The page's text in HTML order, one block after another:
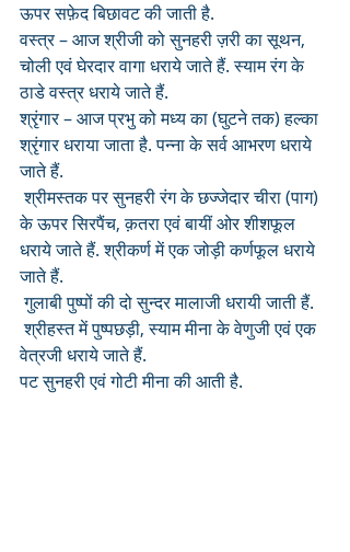
ऊपर सफ़ेद बिछावट की जाती है.
वस्त्र – आज श्रीजी को सुनहरी ज़री का सूथन,
चोली एवं घेरदार वागा धराये जाते हैं. स्याम रंग के
ठाडे वस्त्र धराये जाते हैं.
श्रृंगार – आज प्रभु को मध्य का (घुटने तक) हल्का
श्रृंगार धराया जाता है. पन्ना के सर्व आभरण धराये
जाते हैं.
श्रीमस्तक पर सुनहरी रंग के छज्जेदार चीरा (पाग)
के ऊपर सिरपैंच, क़तरा एवं बायीं ओर शीशफूल
धराये जाते हैं. श्रीकर्ण में एक जोड़ी कर्णफूल धराये
जाते हैं.
गुलाबी पुष्पों की दो सुन्दर मालाजी धरायी जाती हैं.
श्रीहस्त में पुष्पछड़ी, स्याम मीना के वेणुजी एवं एक
वेत्रजी धराये जाते हैं.
पट सुनहरी एवं गोटी मीना की आती है.